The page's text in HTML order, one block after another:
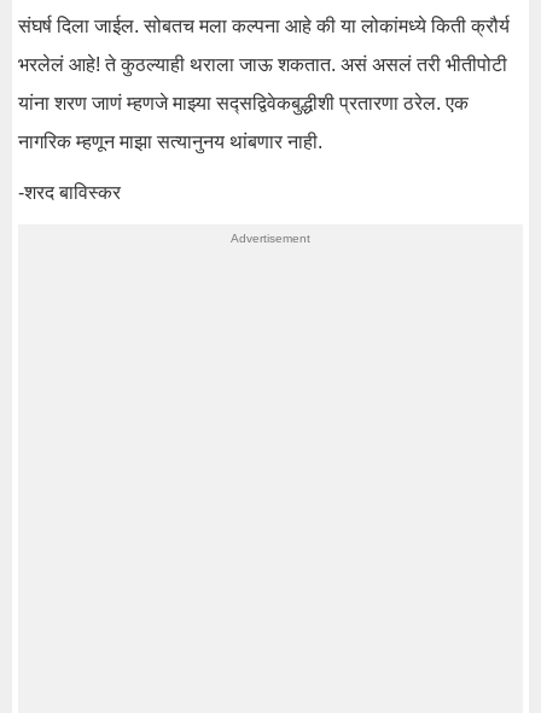
संघर्ष दिला जाईल. सोबतच मला कल्पना आहे की या लोकांमध्ये किती क्रौर्य
भरलेलं आहे! ते‌ कुठल्याही थराला जाऊ शकतात. असं असलं‌ तरी भीतीपोटी
यांना शरण जाणं म्हणजे माझ्या सद्सद्विवेकबुद्धीशी प्रतारणा ठरेल. एक
नागरिक म्हणून माझा सत्यानुनय थांबणार नाही.
-शरद बाविस्कर